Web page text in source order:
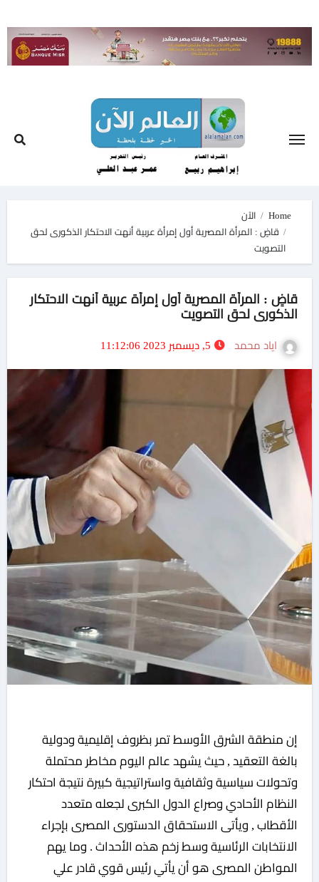
to
content
Home
الآن
قاضٍ : المرأة المصرية أول إمرأة عربية أنهت الاحتكار الذكورى لحق
التصويت
قاضٍ : المرأة المصرية أول إمرأة عربية أنهت الاحتكار
الذكورى لحق التصويت
اياد محمد
إن منطقة الشرق الأوسط تمر بظروف إقليمية ودولية
بالغة التعقيد , حيث يشهد عالم اليوم مخاطر محتملة
وتحولات سياسية وثقافية واستراتيجية كبيرة نتيجة احتكار
النظام الأحادي وصراع الدول الكبرى لجعله متعدد
الأقطاب , ويأتى الاستحقاق الدستورى المصرى بإجراء
الانتخابات الرئاسية وسط زخم هذه الأحداث . وما يهم
المواطن المصرى هو أن يأتي رئيس قوي قادر علي